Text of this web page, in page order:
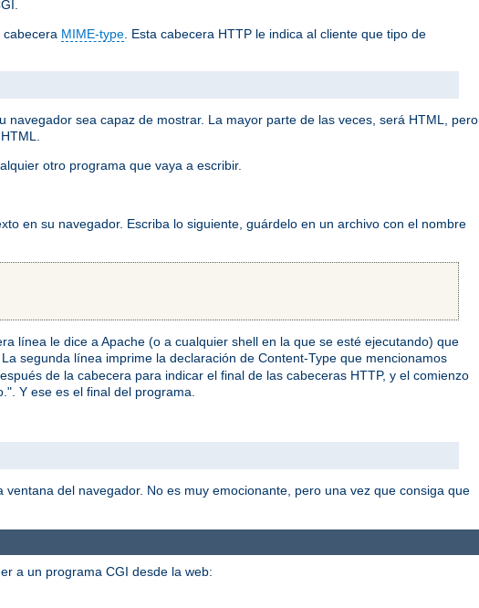
cabecera MIME-type. Esta cabecera HTTP le indica al cliente que tipo de
sea capaz de mostrar. La mayor parte de las veces, será HTML, pero
otro programa que vaya a escribir.
en su navegador. Escriba lo siguiente, guárdelo en un archivo con el nombre
línea le dice a Apache (o a cualquier shell en la que se esté ejecutando) que
. La segunda línea imprime la declaración de Content-Type que mencionamos
de la cabecera para indicar el final de las cabeceras HTTP, y el comienzo
Y ese es el final del programa.
ventana del navegador. No es muy emocionante, pero una vez que consiga que
a un programa CGI desde la web: